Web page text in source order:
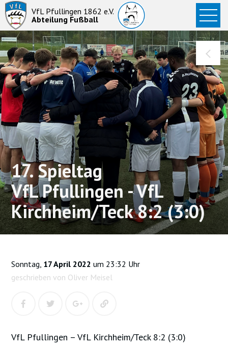
VfL Pfullingen 1862 e.V.
Abteilung Fußball
Startseite
News
Aktive
Junioren
Abteilung
17. Spieltag
VfL Pfullingen - VfL
Kirchheim/Teck 8:2 (3:0)
Sonntag, 17 April 2022 um 23:32 Uhr
geschrieben von Oliver Meisel
VfL Pfullingen – VfL Kirchheim/Teck 8:2 (3:0)